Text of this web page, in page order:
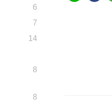
6
7
14
8
8